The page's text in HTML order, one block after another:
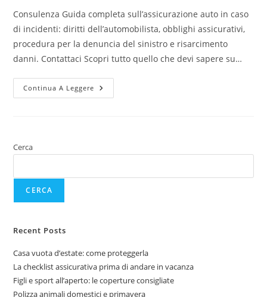
Consulenza Guida completa sull’assicurazione auto in caso
di incidenti: diritti dell’automobilista, obblighi assicurativi,
procedura per la denuncia del sinistro e risarcimento
danni. Contattaci Scopri tutto quello che devi sapere su…
Continua A Leggere
Cerca
CERCA
Recent Posts
Casa vuota d’estate: come proteggerla
La checklist assicurativa prima di andare in vacanza
Figli e sport all’aperto: le coperture consigliate
Polizza animali domestici e primavera